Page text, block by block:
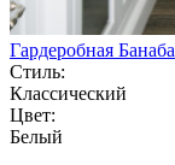
Гардеробная Банаба
Стиль:
Классический
Цвет:
Белый